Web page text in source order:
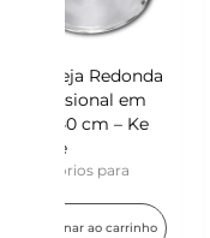
Bandeja
Profissional
Inox 40 cm –
Acessórios para
Adicionar ao